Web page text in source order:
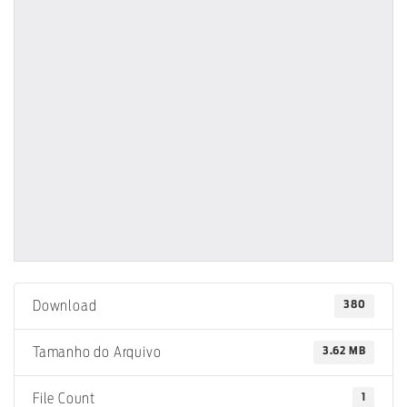
Download 380
Tamanho do Arquivo 3.62 MB
File Count 1